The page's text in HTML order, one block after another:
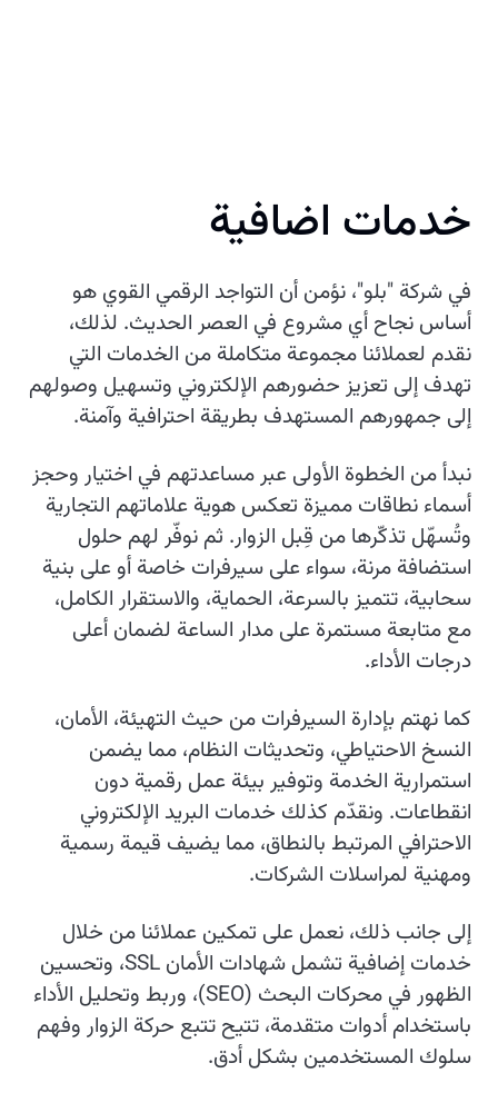
خدمات اضافية
في شركة "بلو"، نؤمن أن التواجد الرقمي القوي هو
أساس نجاح أي مشروع في العصر الحديث. لذلك،
نقدم لعملائنا مجموعة متكاملة من الخدمات التي
تهدف إلى تعزيز حضورهم الإلكتروني وتسهيل وصولهم
إلى جمهورهم المستهدف بطريقة احترافية وآمنة.
نبدأ من الخطوة الأولى عبر مساعدتهم في اختيار وحجز
أسماء نطاقات مميزة تعكس هوية علاماتهم التجارية
وتُسهّل تذكّرها من قِبل الزوار. ثم نوفّر لهم حلول
استضافة مرنة، سواء على سيرفرات خاصة أو على بنية
سحابية، تتميز بالسرعة، الحماية، والاستقرار الكامل،
مع متابعة مستمرة على مدار الساعة لضمان أعلى
درجات الأداء.
كما نهتم بإدارة السيرفرات من حيث التهيئة، الأمان،
النسخ الاحتياطي، وتحديثات النظام، مما يضمن
استمرارية الخدمة وتوفير بيئة عمل رقمية دون
انقطاعات. ونقدّم كذلك خدمات البريد الإلكتروني
الاحترافي المرتبط بالنطاق، مما يضيف قيمة رسمية
ومهنية لمراسلات الشركات.
إلى جانب ذلك، نعمل على تمكين عملائنا من خلال
خدمات إضافية تشمل شهادات الأمان SSL، وتحسين
الظهور في محركات البحث (SEO)، وربط وتحليل الأداء
باستخدام أدوات متقدمة، تتيح تتبع حركة الزوار وفهم
سلوك المستخدمين بشكل أدق.